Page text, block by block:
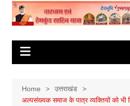
Home
उत्तराखंड
अल्पसंख्यक समाज के पात्र व्यक्तियों को भी